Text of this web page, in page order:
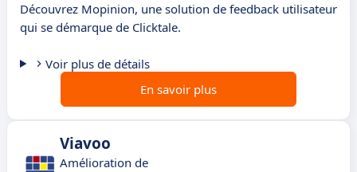
Découvrez Mopinion, une solution de feedback utilisateur
qui se démarque de Clicktale.
Voir plus de détails
En savoir plus
Viavoo
Amélioration de